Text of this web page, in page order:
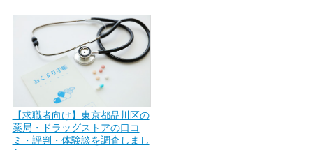
【求職者向け】東京都品川区の
薬局・ドラッグストアの口コ
ミ・評判・体験談を調査しまし